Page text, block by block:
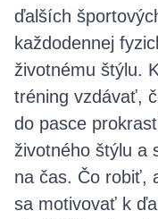
ďalších
každodennej
životnému štýlu.
tréning vzdávať,
do pasce
životného štýlu a
na čas. Čo robiť,
sa motivovať k